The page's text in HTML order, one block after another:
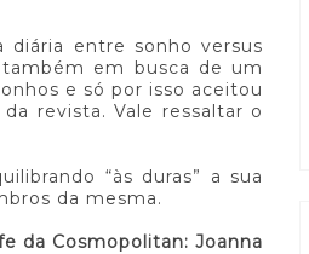
diária entre sonho versus
em busca de um
e só por isso aceitou
revista. Vale ressaltar o
“às duras” a sua
da mesma.
da Cosmopolitan: Joanna